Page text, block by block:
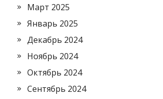
Март 2025
Январь 2025
Декабрь 2024
Ноябрь 2024
Октябрь 2024
Сентябрь 2024